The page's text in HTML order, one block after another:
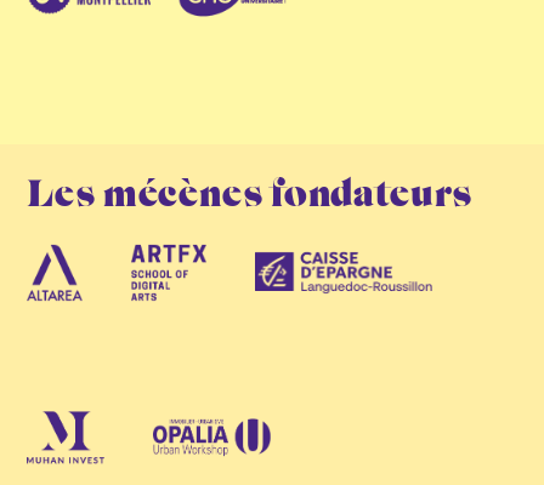
Les mécènes fondateurs